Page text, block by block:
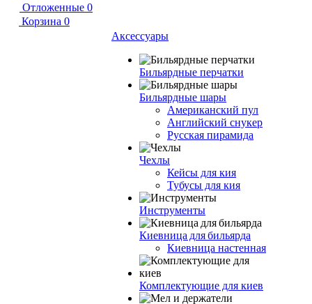
Отложенные 0
Корзина 0
Аксессуары
Бильярдные перчатки
Бильярдные шары
Американский пул
Английский снукер
Русская пирамида
Чехлы
Кейсы для кия
Тубусы для кия
Инструменты
Киевница для бильярда
Киевница настенная
Комплектующие для киев